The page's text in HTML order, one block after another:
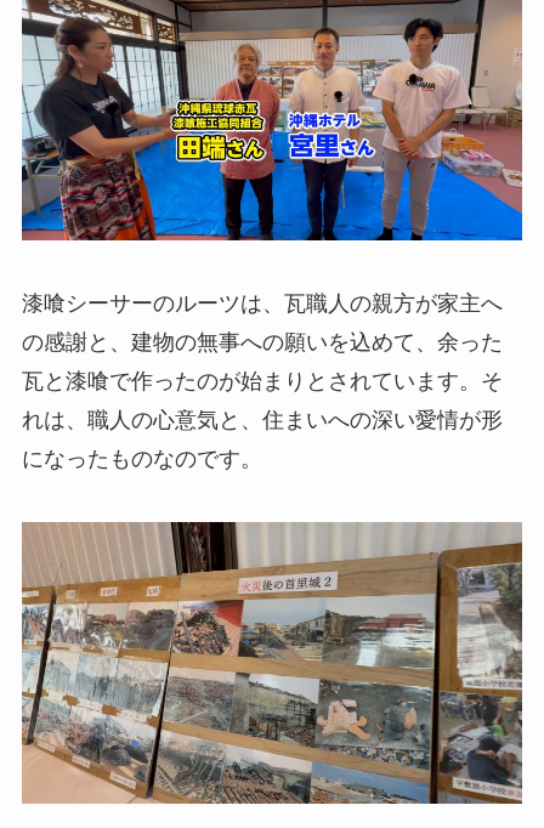
漆喰シーサーのルーツは、瓦職人の親方が家主へ
の感謝と、建物の無事への願いを込めて、余った
瓦と漆喰で作ったのが始まりとされています。そ
れは、職人の心意気と、住まいへの深い愛情が形
になったものなのです。